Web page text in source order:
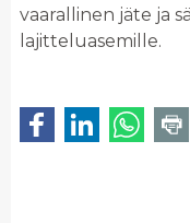
vaarallinen jäte ja
lajitteluasemille.